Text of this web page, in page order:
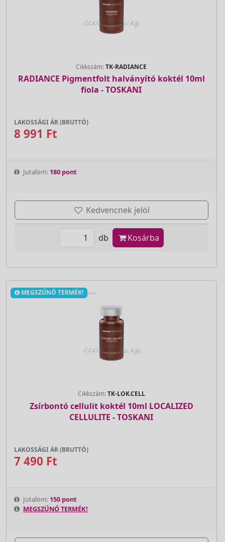
Cikkszám:TK-RADIANCE
RADIANCE Pigmentfolt halványító koktél 10ml
fiola - TOSKANI
LAKOSSÁGI ÁR (BRUTTÓ)
8 991 Ft
Jutalom: 180 pont
Kedvencnek jelöl
db Kosárba
MEGSZŰNŐ TERMÉK!
Cikkszám:TK-LOK.CELL
Zsírbontó cellulit koktél 10ml LOCALIZED
CELLULITE - TOSKANI
LAKOSSÁGI ÁR (BRUTTÓ)
7 490 Ft
Jutalom: 150 pont
MEGSZŰNŐ TERMÉK!